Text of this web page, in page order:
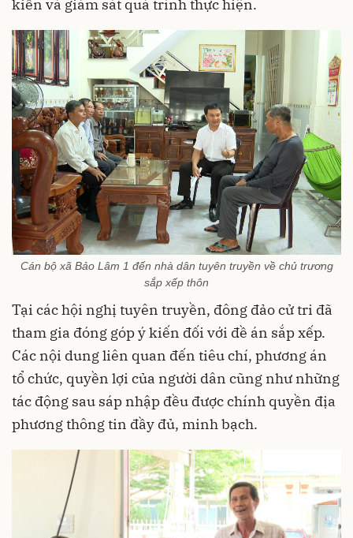
kiến và giám sát quá trình thực hiện.
Cán bộ xã Bảo Lâm 1 đến nhà dân tuyên truyền về chủ trương
sắp xếp thôn
Tại các hội nghị tuyên truyền, đông đảo cử tri đã
tham gia đóng góp ý kiến đối với đề án sắp xếp.
Các nội dung liên quan đến tiêu chí, phương án
tổ chức, quyền lợi của người dân cũng như những
tác động sau sáp nhập đều được chính quyền địa
phương thông tin đầy đủ, minh bạch.